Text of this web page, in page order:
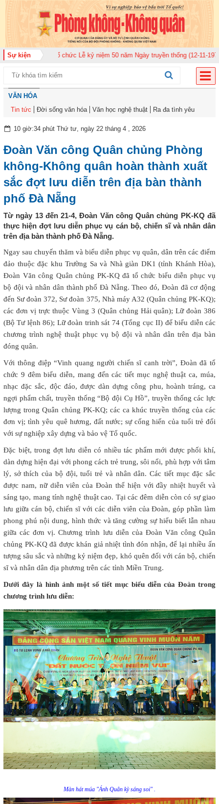
Sự kiện
920 tổ chức Lễ kỷ niệm 50 năm Ngày truyền thống (12-11-1975/12-11-
VĂN HÓA
Tin tức
Đời sống văn hóa Văn học nghệ thuật Ra đa tình yêu
10 giờ:34 phút Thứ tư, ngày 22 tháng 4 , 2026
Đoàn Văn công Quân chủng Phòng
không-Không quân hoàn thành xuất
sắc đợt lưu diễn trên địa bàn thành
phố Đà Nẵng
Từ ngày 13 đến 21-4, Đoàn Văn công Quân chủng PK-KQ đã
thực hiện đợt lưu diễn phục vụ cán bộ, chiến sĩ và nhân dân
trên địa bàn thành phố Đà Nẵng.
Ngay sau chuyến thăm và biểu diễn phục vụ quân, dân trên các điểm
đảo thuộc đặc khu Trường Sa và Nhà giàn DK1 (tỉnh Khánh Hòa),
Đoàn Văn công Quân chủng PK-KQ đã tổ chức biểu diễn phục vụ
bộ đội và nhân dân thành phố Đà Nẵng. Theo đó, Đoàn đã cơ động
đến Sư đoàn 372, Sư đoàn 375, Nhà máy A32 (Quân chủng PK-KQ);
các đơn vị trực thuộc Vùng 3 (Quân chủng Hải quân); Lữ đoàn 386
(Bộ Tư lệnh 86); Lữ đoàn trinh sát 74 (Tổng cục II) để biểu diễn các
chương trình nghệ thuật phục vụ bộ đội và nhân dân trên địa bàn
đóng quân.
Với thông điệp “Vinh quang người chiến sĩ canh trời”, Đoàn đã tổ
chức 9 đêm biểu diễn, mang đến các tiết mục nghệ thuật ca, múa,
nhạc đặc sắc, độc đáo, được dàn dựng công phu, hoành tráng, ca
ngợi phẩm chất, truyền thống “Bộ đội Cụ Hồ”, truyền thống các lực
lượng trong Quân chủng PK-KQ; các ca khúc truyền thống của các
đơn vị; tình yêu quê hương, đất nước; sự cống hiến của tuổi trẻ đối
với sự nghiệp xây dựng và bảo vệ Tổ quốc.
Đặc biệt, trong đợt lưu diễn có nhiều tác phẩm mới được phối khí,
dàn dựng hiện đại với phong cách trẻ trung, sôi nổi, phù hợp với tâm
lý, sở thích của bộ đội, tuổi trẻ và nhân dân. Các tiết mục đặc sắc
được nam, nữ diễn viên của Đoàn thể hiện với đầy nhiệt huyết và
sáng tạo, mang tính nghệ thuật cao. Tại các đêm diễn còn có sự giao
lưu giữa cán bộ, chiến sĩ với các diễn viên của Đoàn, góp phần làm
phong phú nội dung, hình thức và tăng cường sự hiểu biết lẫn nhau
giữa các đơn vị. Chương trình lưu diễn của Đoàn Văn công Quân
chủng PK-KQ đã được khán giả nhiệt tình đón nhận, để lại nhiều ấn
tượng sâu sắc và những kỷ niệm đẹp, khó quên đối với cán bộ, chiến
sĩ và nhân dân địa phương trên các tỉnh Miền Trung.
Dưới đây là hình ảnh một số tiết mục biểu diễn của Đoàn trong
chương trình lưu diễn:
Màn hát múa "Ánh Quân kỳ sáng soi" .